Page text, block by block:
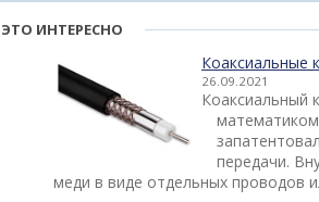
ЭТО ИНТЕРЕСНО
Коаксиальные
26.09.2021
Коаксиальный
передачи.
меди в виде отдельных проводов